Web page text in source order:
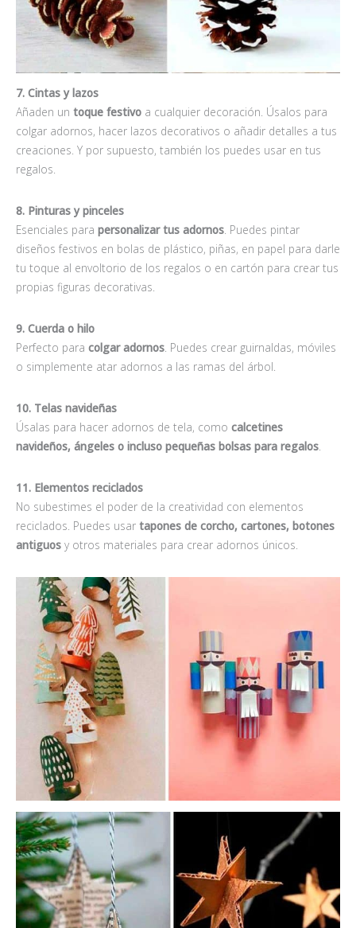
7. Cintas y lazos
Añaden un toque festivo a cualquier decoración. Úsalos para
colgar adornos, hacer lazos decorativos o añadir detalles a tus
creaciones. Y por supuesto, también los puedes usar en tus
regalos.
8. Pinturas y pinceles
Esenciales para personalizar tus adornos. Puedes pintar
diseños festivos en bolas de plástico, piñas, en papel para darle
tu toque al envoltorio de los regalos o en cartón para crear tus
propias figuras decorativas.
9. Cuerda o hilo
Perfecto para colgar adornos. Puedes crear guirnaldas, móviles
o simplemente atar adornos a las ramas del árbol.
10. Telas navideñas
Úsalas para hacer adornos de tela, como calcetines
navideños, ángeles o incluso pequeñas bolsas para regalos.
11. Elementos reciclados
No subestimes el poder de la creatividad con elementos
reciclados. Puedes usar tapones de corcho, cartones, botones
antiguos y otros materiales para crear adornos únicos.